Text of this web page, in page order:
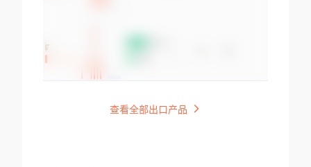
查看全部出口产品